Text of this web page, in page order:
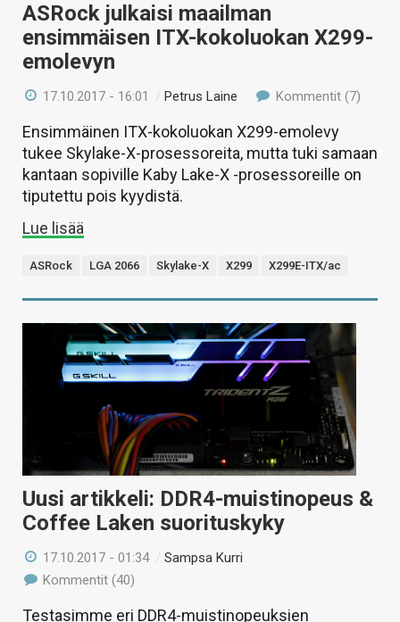
ASRock julkaisi maailman
ensimmäisen ITX-kokoluokan X299-
emolevyn
17.10.2017 - 16:01 / Petrus Laine Kommentit (7)
Ensimmäinen ITX-kokoluokan X299-emolevy
tukee Skylake-X-prosessoreita, mutta tuki samaan
kantaan sopiville Kaby Lake-X -prosessoreille on
tiputettu pois kyydistä.
Lue lisää
ASRock LGA 2066 Skylake-X X299 X299E-ITX/ac
Uusi artikkeli: DDR4-muistinopeus &
Coffee Laken suorituskyky
17.10.2017 - 01:34 /Sampsa Kurri
Kommentit (40)
Testasimme eri DDR4-muistinopeuksien